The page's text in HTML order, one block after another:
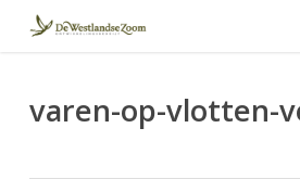
varen-op-vlotten-